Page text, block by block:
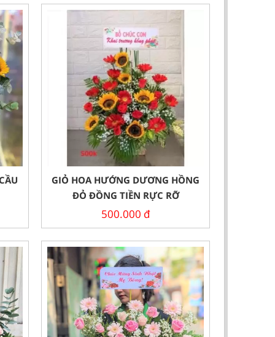
GIỎ HOA HƯỚNG DƯƠNG HỒNG
ĐỎ ĐỒNG TIỀN RỰC RỠ
500.000 đ